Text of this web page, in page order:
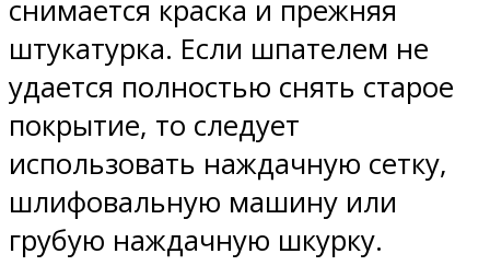
снимается краска и прежняя
штукатурка. Если шпателем не
удается полностью снять старое
покрытие, то следует
использовать наждачную сетку,
шлифовальную машину или
грубую наждачную шкурку.